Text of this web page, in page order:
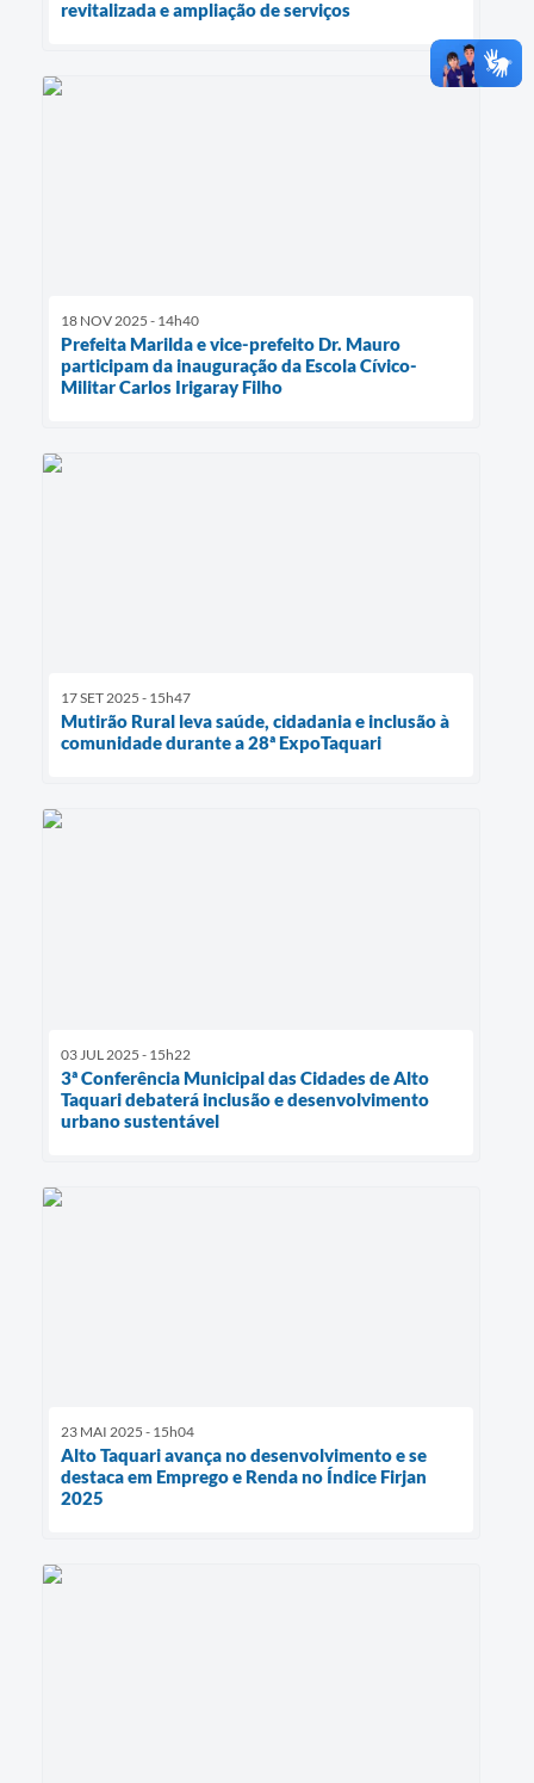
revitalizada e ampliação de serviços
18 NOV 2025 - 14h40
Prefeita Marilda e vice-prefeito Dr. Mauro
participam da inauguração da Escola Cívico-
Militar Carlos Irigaray Filho
17 SET 2025 - 15h47
Mutirão Rural leva saúde, cidadania e inclusão à
comunidade durante a 28ª ExpoTaquari
03 JUL 2025 - 15h22
3ª Conferência Municipal das Cidades de Alto
Taquari debaterá inclusão e desenvolvimento
urbano sustentável
23 MAI 2025 - 15h04
Alto Taquari avança no desenvolvimento e se
destaca em Emprego e Renda no Índice Firjan
2025